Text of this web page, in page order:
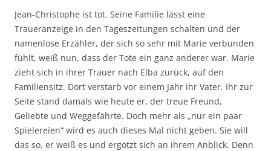
Jean-Christophe ist tot. Seine Familie lässt eine
Traueranzeige in den Tageszeitungen schalten und der
namenlose Erzähler, der sich so sehr mit Marie verbunden
fühlt, weiß nun, dass der Tote ein ganz anderer war. Marie
zieht sich in ihrer Trauer nach Elba zurück, auf den
Familiensitz. Dort verstarb vor einem Jahr ihr Vater. Ihr zur
Seite stand damals wie heute er, der treue Freund,
Geliebte und Weggefährte. Doch mehr als „nur ein paar
Spielereien“ wird es auch dieses Mal nicht geben. Sie will
das so, er weiß es und ergötzt sich an ihrem Anblick. Denn